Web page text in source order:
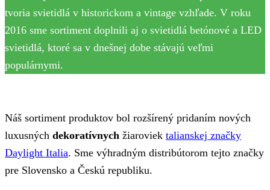
tvoria svietidlá v historickom a vintage vzhľade. V roku
2016 sme sortiment doplnili aj o svietidlá betónové a LED
svietidlá, ktoré sa v dnešnej dobe stávajú veľmi
populárnymi.
Náš sortiment produktov bol rozšírený pridaním nových
luxusných dekoratívnych žiaroviek talianskej značky
Daylight Italia. Sme výhradným distribútorom tejto značky
pre Slovensko a Českú republiku.